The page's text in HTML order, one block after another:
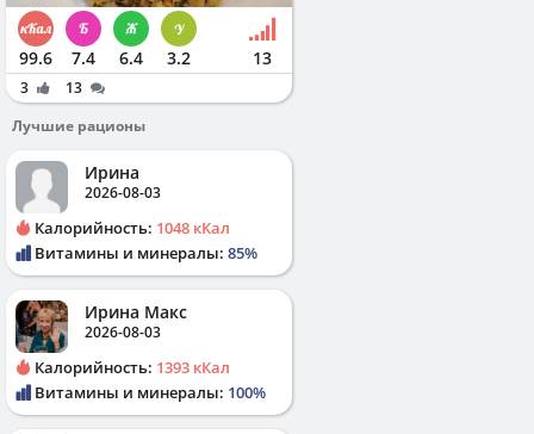
99.6 7.4 6.4 3.2 13
3
13
Лучшие рационы
Ирина
2026-08-03
Калорийность: 1048 кКал
Витамины и минералы: 85%
Ирина Макс
2026-08-03
Калорийность: 1393 кКал
Витамины и минералы: 100%